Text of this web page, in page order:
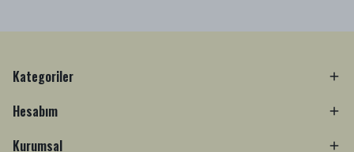
Kategoriler
Hesabım
Kurumsal